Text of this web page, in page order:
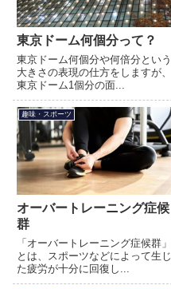
東京ドーム何個分って？
東京ドーム何個分や何倍分という
大きさの表現の仕方をしますが、
東京ドーム1個分の面...
趣味・スポーツ
オーバートレーニング症候
群
「オーバートレーニング症候群」
とは、スポーツなどによって生じ
た疲労が十分に回復し...